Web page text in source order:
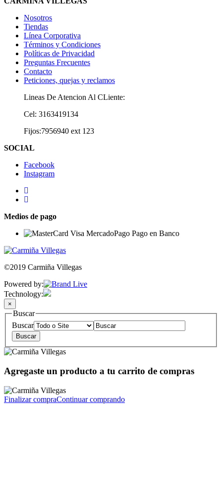
Nosotros
Tiendas
Línea Corporativa
Términos y Condiciones
Políticas de Privacidad
Preguntas Frecuentes
Contacto
Peticiones, quejas y reclamos
Lineas De Atencion Al CLiente:
Cel: 3163419134
Fijos:7956940 ext 123
SOCIAL
Facebook
Instagram
Medios de pago
©2019 Carmiña Villegas
Powered by:
Technology:
×
Buscar
Buscar
Agregaste un producto a tu carrito de compras
Finalizar compraContinuar comprando